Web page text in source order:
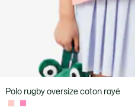
Polo rugby oversize coton rayé